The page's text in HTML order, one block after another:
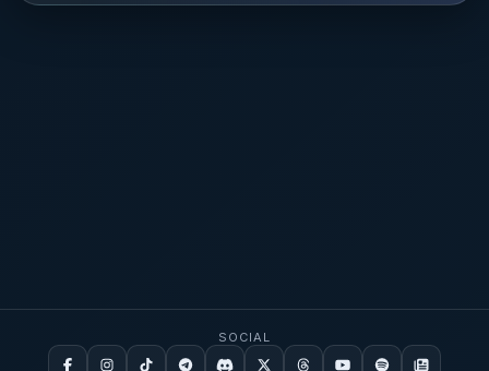
SOCIAL